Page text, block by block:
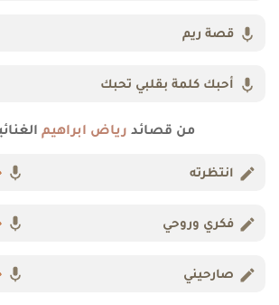
قصة ريم
أحبك كلمة بقلبي تحبك
من قصائد رياض ابراهيم
انتظرته
فكري وروحي
صارحيني